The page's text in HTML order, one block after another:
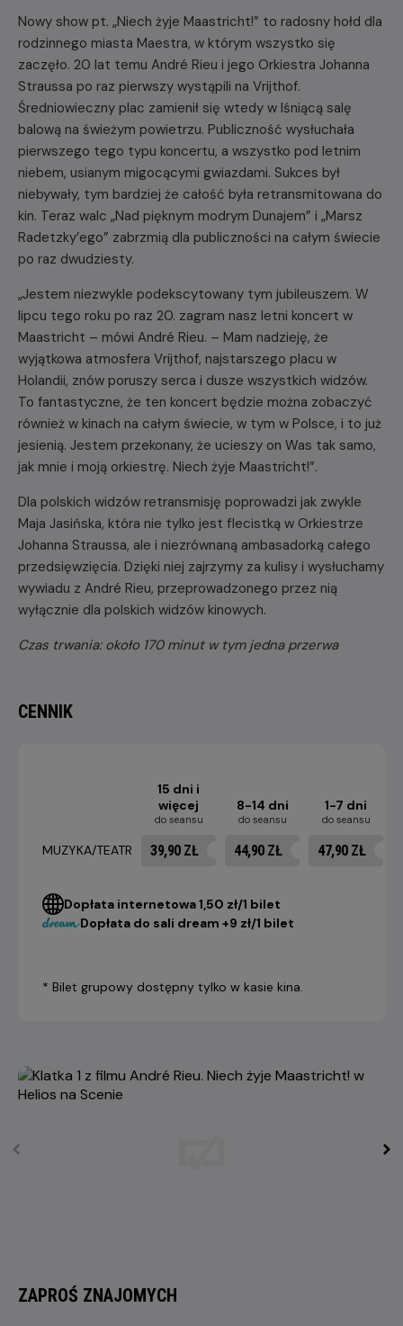
Nowy show pt. „Niech żyje Maastricht!” to radosny hołd dla
rodzinnego miasta Maestra, w którym wszystko się
zaczęło. 20 lat temu André Rieu i jego Orkiestra Johanna
Straussa po raz pierwszy wystąpili na Vrijthof.
Średniowieczny plac zamienił się wtedy w lśniącą salę
balową na świeżym powietrzu. Publiczność wysłuchała
pierwszego tego typu koncertu, a wszystko pod letnim
niebem, usianym migocącymi gwiazdami. Sukces był
niebywały, tym bardziej że całość była retransmitowana do
kin. Teraz walc „Nad pięknym modrym Dunajem” i „Marsz
Radetzky’ego” zabrzmią dla publiczności na całym świecie
po raz dwudziesty.
„Jestem niezwykle podekscytowany tym jubileuszem. W
lipcu tego roku po raz 20. zagram nasz letni koncert w
Maastricht – mówi André Rieu. – Mam nadzieję, że
wyjątkowa atmosfera Vrijthof, najstarszego placu w
Holandii, znów poruszy serca i dusze wszystkich widzów.
To fantastyczne, że ten koncert będzie można zobaczyć
również w kinach na całym świecie, w tym w Polsce, i to już
jesienią. Jestem przekonany, że ucieszy on Was tak samo,
jak mnie i moją orkiestrę. Niech żyje Maastricht!”.
Dla polskich widzów retransmisję poprowadzi jak zwykle
Maja Jasińska, która nie tylko jest flecistką w Orkiestrze
Johanna Straussa, ale i niezrównaną ambasadorką całego
przedsięwzięcia. Dzięki niej zajrzymy za kulisy i wysłuchamy
wywiadu z André Rieu, przeprowadzonego przez nią
wyłącznie dla polskich widzów kinowych.
Czas trwania: około 170 minut w tym jedna przerwa
CENNIK
15 dni i
więcej
do seansu
8-14 dni
do seansu
1-7 dni
do seansu
MUZYKA/TEATR 39,90 ZŁ 44,90 ZŁ 47,90 ZŁ
Dopłata internetowa 1,50 zł/1 bilet
Dopłata do sali dream +9 zł/1 bilet
* Bilet grupowy dostępny tylko w kasie kina.
ZAPROŚ ZNAJOMYCH